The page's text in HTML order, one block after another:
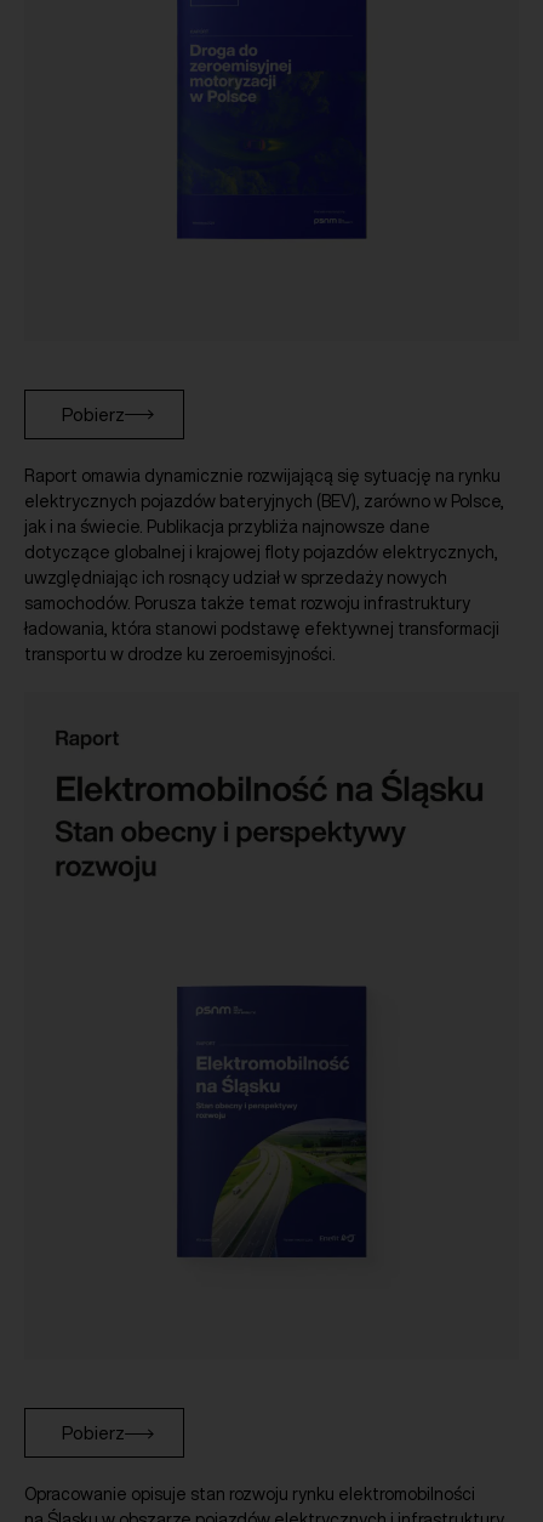
Pobierz
Raport omawia dynamicznie rozwijającą się sytuację na rynku
elektrycznych pojazdów bateryjnych (BEV), zarówno w Polsce,
jak i na świecie. Publikacja przybliża najnowsze dane
dotyczące globalnej i krajowej floty pojazdów elektrycznych,
uwzględniając ich rosnący udział w sprzedaży nowych
samochodów. Porusza także temat rozwoju infrastruktury
ładowania, która stanowi podstawę efektywnej transformacji
transportu w drodze ku zeroemisyjności.
Pobierz
Opracowanie opisuje stan rozwoju rynku elektromobilności